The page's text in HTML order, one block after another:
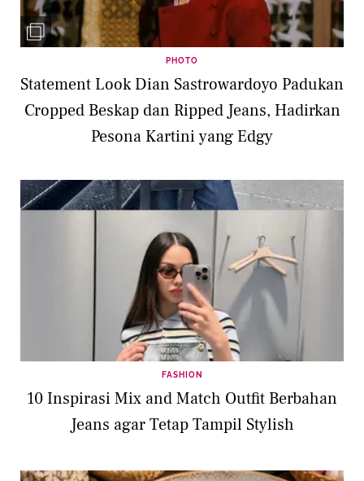
PHOTO
Statement Look Dian Sastrowardoyo Padukan
Cropped Beskap dan Ripped Jeans, Hadirkan
Pesona Kartini yang Edgy
FASHION
10 Inspirasi Mix and Match Outfit Berbahan
Jeans agar Tetap Tampil Stylish